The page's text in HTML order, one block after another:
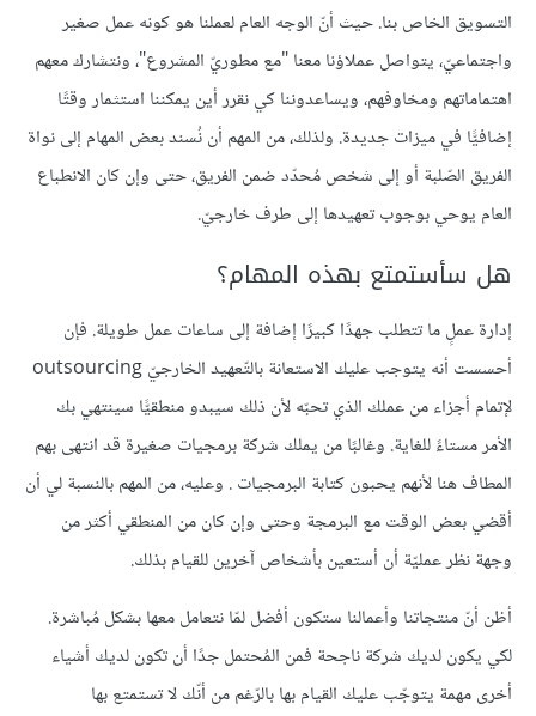
التسويق الخاص بنا. حيث أنّ الوجه العام لعملنا هو كونه عمل صغير
واجتماعيّ، يتواصل عملاؤنا معنا "مع مطوريّ المشروع"، ونتشارك معهم
اهتماماتهم ومخاوفهم، ويساعدوننا كي نقرر أين يمكننا استثمار وقتًا
إضافيًّا في ميزات جديدة. ولذلك، من المهم أن نُسند بعض المهام إلى نواة
الفريق الصّلبة أو إلى شخص مُحدّد ضمن الفريق، حتى وإن كان الانطباع
العام يوحي بوجوب تعهيدها إلى طرف خارجيّ.
هل سأستمتع بهذه المهام؟
إدارة عملٍ ما تتطلب جهدًا كبيرًا إضافة إلى ساعات عمل طويلة. فإن
أحسست أنه يتوجب عليك الاستعانة بالتّعهيد الخارجيّ outsourcing
لإتمام أجزاء من عملك الذي تحبّه لأن ذلك سيبدو منطقيًّا سينتهي بك
الأمر مستاءً للغاية. وغالبًا من يملك شركة برمجيات صغيرة قد انتهى بهم
المطاف هنا لأنهم يحبون كتابة البرمجيات . وعليه، من المهم بالنسبة لي أن
أقضي بعض الوقت مع البرمجة وحتى وإن كان من المنطقي أكثر من
وجهة نظر عمليّة أن أستعين بأشخاص آخرين للقيام بذلك.
أظن أنّ منتجاتنا وأعمالنا ستكون أفضل لمّا نتعامل معها بشكل مُباشرة.
لكي يكون لديك شركة ناجحة فمن المُحتمل جدًا أن تكون لديك أشياء
أخرى مهمة يتوجّب عليك القيام بها بالرّغم من أنّك لا تستمتع بها